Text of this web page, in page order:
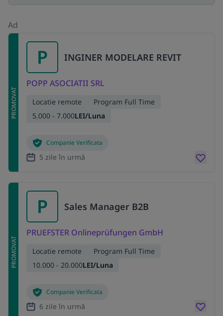
Ad
PROMOVAT
P INGINER MODELARE REVIT
POPP ASOCIATII SRL
Locatie remote
Program Full Time
5.000 - 7.000LEI/Luna
Companie Verificata
5 zile în urmă
PROMOVAT
P Sales Manager B2B
PRUEFSTER Onlineprüfungen GmbH
Locatie remote
Program Full Time
10.000 - 20.000LEI/Luna
Companie Verificata
6 zile în urmă